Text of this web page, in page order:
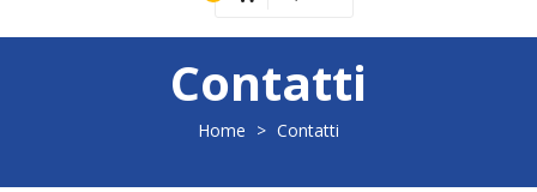
Contatti
Home > Contatti